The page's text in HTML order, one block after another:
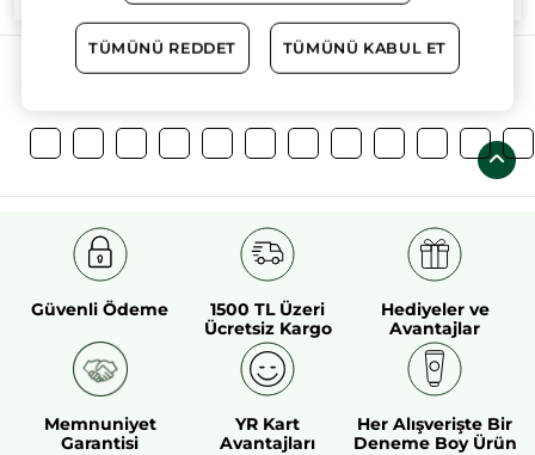
Daha Fazlasını Keşfedin!
Güvenli Ödeme
1500 TL Üzeri
Ücretsiz Kargo
Hediyeler ve
Avantajlar
Memnuniyet
Garantisi
YR Kart
Avantajları
Her Alışverişte Bir
Deneme Boy Ürün
TÜMÜNÜ REDDET TÜMÜNÜ KABUL ET